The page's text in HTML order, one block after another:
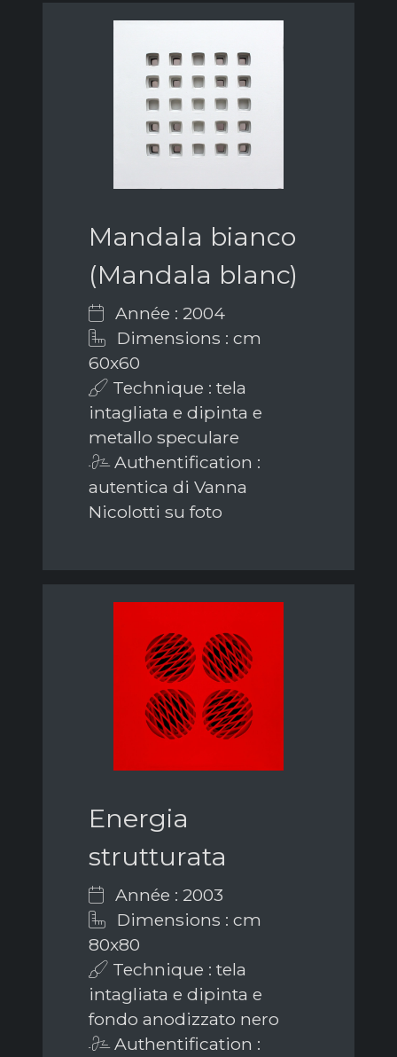
Mandala bianco
(Mandala blanc)
Année : 2004
Dimensions : cm
60x60
Technique : tela
intagliata e dipinta e
metallo speculare
Authentification :
autentica di Vanna
Nicolotti su foto
Energia
strutturata
Année : 2003
Dimensions : cm
80x80
Technique : tela
intagliata e dipinta e
fondo anodizzato nero
Authentification :